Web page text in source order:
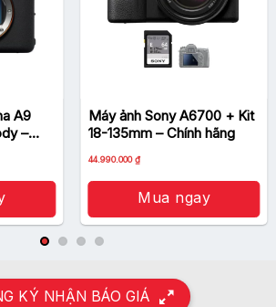
A9
–
Máy ảnh Sony A6700 + Kit
18-135mm – Chính hãng
Giá
là:
46.990.000 ₫.
44.990.000₫Giá
hiện
tại
là:
44.990.000 ₫.
Mua ngay
KÝ NHẬN BÁO GIÁ